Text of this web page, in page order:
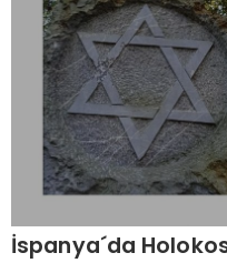
İspanya´da